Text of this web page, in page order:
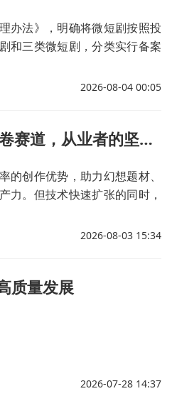
办法》，明确将微短剧按照投
和三类微短剧，分类实行备案
2026-08-04 00:05
微短剧行业观察之二丨当AI剧席卷赛道，从业者的坚守、转型与全域突围之路
创作优势，助力幻想题材、
力。但技术快速扩张的同时，
2026-08-03 15:34
质量发展
2026-07-28 14:37